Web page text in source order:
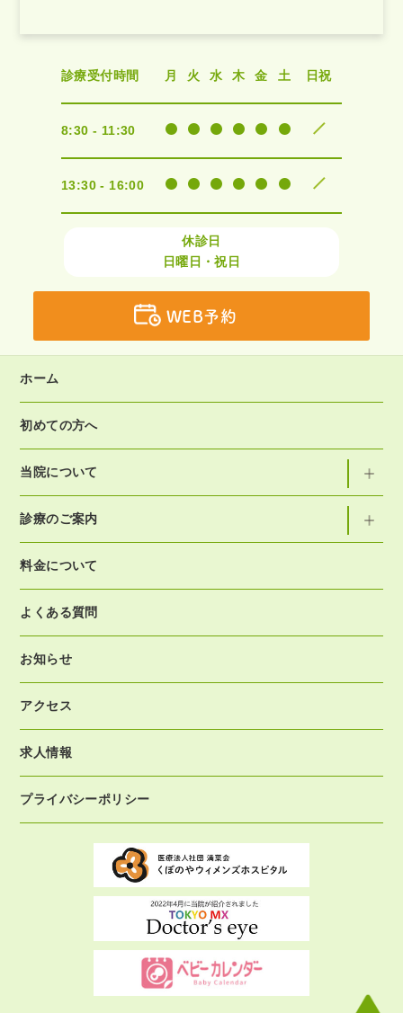
診療受付時間 月 火 水 木 金 土 日祝
8:30 - 11:30
13:30 - 16:00
休診日
日曜日・祝日
WEB予約
ホーム
初めての方へ
当院について
診療のご案内
料金について
よくある質問
お知らせ
アクセス
求人情報
プライバシーポリシー